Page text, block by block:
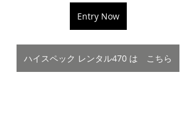
Entry Now
ハイスペック レンタル470 は こちら